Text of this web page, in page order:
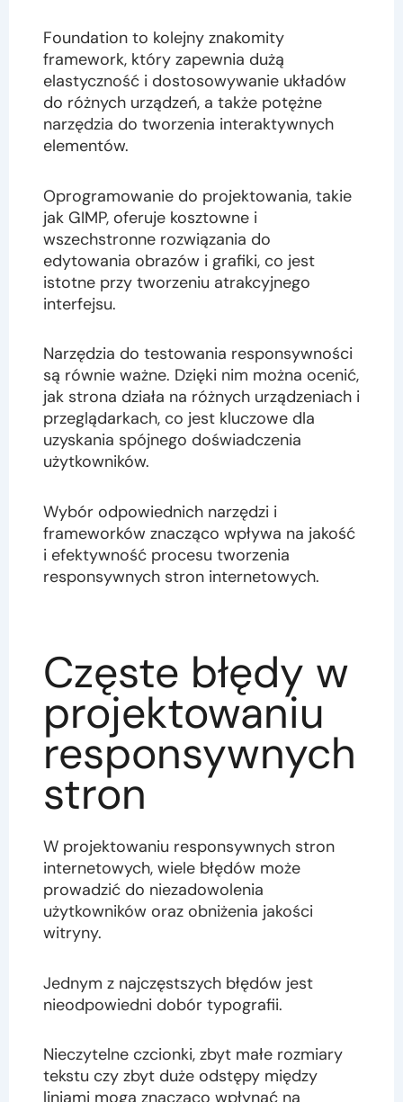
Foundation to kolejny znakomity
framework, który zapewnia dużą
elastyczność i dostosowywanie układów
do różnych urządzeń, a także potężne
narzędzia do tworzenia interaktywnych
elementów.
Oprogramowanie do projektowania, takie
jak GIMP, oferuje kosztowne i
wszechstronne rozwiązania do
edytowania obrazów i grafiki, co jest
istotne przy tworzeniu atrakcyjnego
interfejsu.
Narzędzia do testowania responsywności
są równie ważne. Dzięki nim można ocenić,
jak strona działa na różnych urządzeniach i
przeglądarkach, co jest kluczowe dla
uzyskania spójnego doświadczenia
użytkowników.
Wybór odpowiednich narzędzi i
frameworków znacząco wpływa na jakość
i efektywność procesu tworzenia
responsywnych stron internetowych.
Częste błędy w
projektowaniu
responsywnych
stron
W projektowaniu responsywnych stron
internetowych, wiele błędów może
prowadzić do niezadowolenia
użytkowników oraz obniżenia jakości
witryny.
Jednym z najczęstszych błędów jest
nieodpowiedni dobór typografii.
Nieczytelne czcionki, zbyt małe rozmiary
tekstu czy zbyt duże odstępy między
liniami mogą znacząco wpłynąć na